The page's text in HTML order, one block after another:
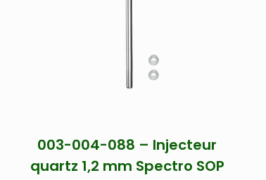
003-004-088 – Injecteur
quartz 1,2 mm Spectro SOP